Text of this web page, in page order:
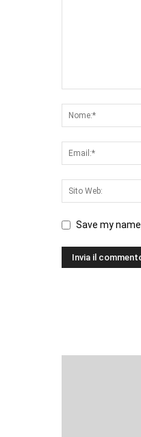
Save my